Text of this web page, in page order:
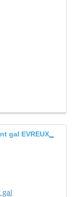
gal EVREUX
gal